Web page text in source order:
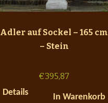
Adler auf Sockel – 165 cm
– Stein
€395,87
Details
In Warenkorb